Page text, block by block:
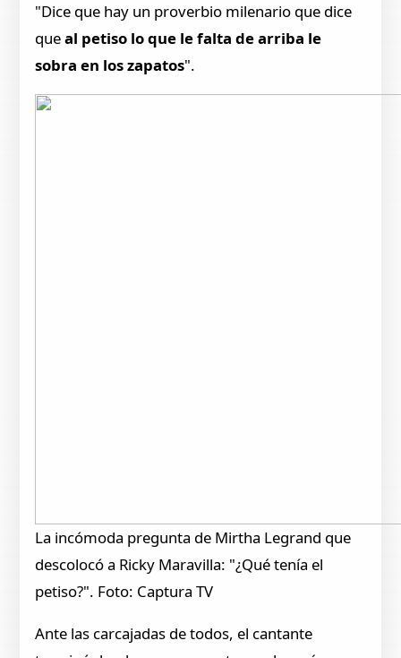
"Dice que hay un proverbio milenario que dice
queal petiso lo que le falta de arriba le
sobra en los zapatos".
La incómoda pregunta de Mirtha Legrand que
descolocó a Ricky Maravilla: "¿Qué tenía el
petiso?". Foto: Captura TV
Ante las carcajadas de todos, el cantante